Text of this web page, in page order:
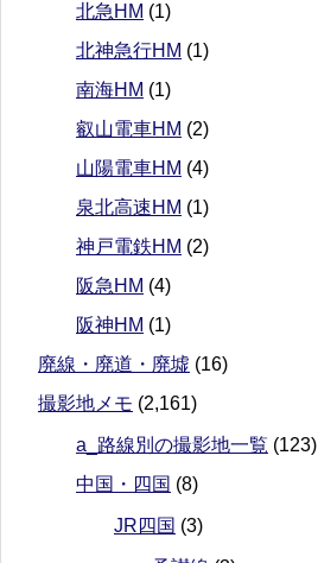
北急HM (1)
北神急行HM (1)
南海HM (1)
叡山電車HM (2)
山陽電車HM (4)
泉北高速HM (1)
神戸電鉄HM (2)
阪急HM (4)
阪神HM (1)
廃線・廃道・廃墟 (16)
撮影地メモ (2,161)
a_路線別の撮影地一覧 (123)
中国・四国 (8)
JR四国 (3)